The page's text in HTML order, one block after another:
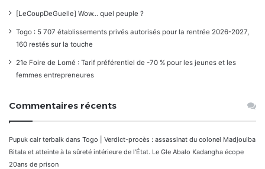
[LeCoupDeGuelle] Wow… quel peuple ?
Togo : 5 707 établissements privés autorisés pour la rentrée 2026-2027,
160 restés sur la touche
21e Foire de Lomé : Tarif préférentiel de -70 % pour les jeunes et les
femmes entrepreneures
Commentaires récents
Pupuk cair terbaik dans Togo | Verdict-procès : assassinat du colonel Madjoulba
Bitala et atteinte à la sûreté intérieure de l’État. Le Gle Abalo Kadangha écope
20ans de prison